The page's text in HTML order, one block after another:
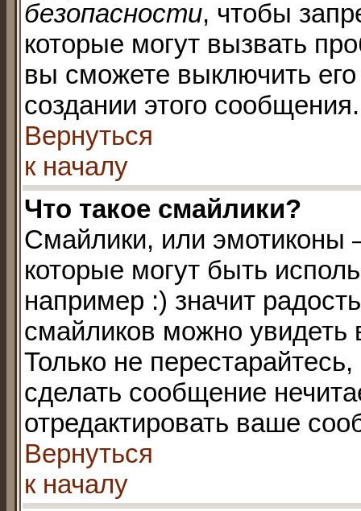
безопасности, чтобы
которые могут вызвать
вы сможете выключить
создании этого сообщения.
Вернуться
к началу
Что такое смайлики?
Смайлики, или эмотиконы
которые могут быть
например :) значит
смайликов можно
Только не
сделать сообщение
отредактировать ваше
Вернуться
к началу